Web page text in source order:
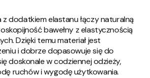
z dodatkiem elastanu łączy naturalną
bawełny z elastycznością
Dzięki temu materiał jest
i dobrze dopasowuje się do
doskonale w codziennej odzieży,
ruchów i wygodę użytkowania.